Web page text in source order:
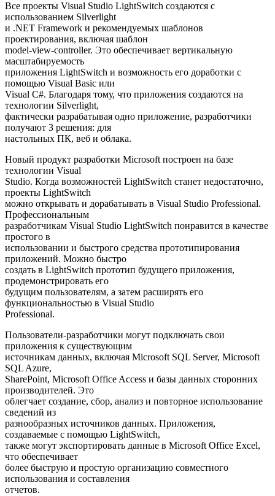
Все проекты Visual Studio LightSwitch создаются с
использованием Silverlight
и .NET Framework и рекомендуемых шаблонов
проектирования, включая шаблон
model-view-controller. Это обеспечивает вертикальную
масштабируемость
приложения LightSwitch и возможность его доработки с
помощью Visual Basic или
Visual C#. Благодаря тому, что приложения создаются на
технологии Silverlight,
фактически разрабатывая одно приложение, разработчики
получают 3 решения: для
настольных ПК, веб и облака.
Новый продукт разработки Microsoft построен на базе
технологии Visual
Studio. Когда возможностей LightSwitch станет недостаточно,
проекты LightSwitch
можно открывать и дорабатывать в Visual Studio Professional.
Профессиональным
разработчикам Visual Studio LightSwitch понравится в качестве
простого в
использовании и быстрого средства прототипирования
приложений. Можно быстро
создать в LightSwitch прототип будущего приложения,
продемонстрировать его
будущим пользователям, а затем расширять его
функциональностью в Visual Studio
Professional.
Пользователи-разработчики могут подключать свои
приложения к существующим
источникам данных, включая Microsoft SQL Server, Microsoft
SQL Azure,
SharePoint, Microsoft Office Access и базы данных сторонних
производителей. Это
облегчает создание, сбор, анализ и повторное использование
сведений из
разнообразных источников данных. Приложения,
создаваемые с помощью LightSwitch,
также могут экспортировать данные в Microsoft Office Excel,
что обеспечивает
более быструю и простую организацию совместного
использования и составления
отчетов.